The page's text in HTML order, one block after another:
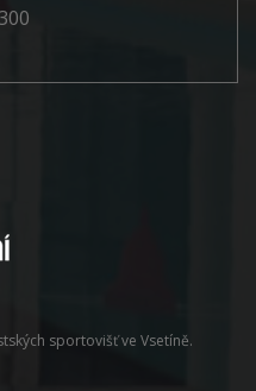
sportovišť ve Vsetíně.